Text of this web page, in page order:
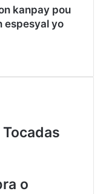
kanpay pou
espesyal yo
o